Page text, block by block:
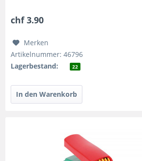
chf 3.90
Merken
Artikelnummer: 46796
Lagerbestand:
22